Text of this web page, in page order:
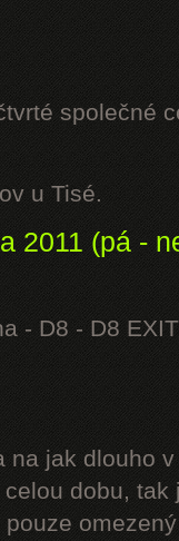
společné
u Tisé.
2011 (pá -
- D8 - D8
na jak dlouho
dobu,